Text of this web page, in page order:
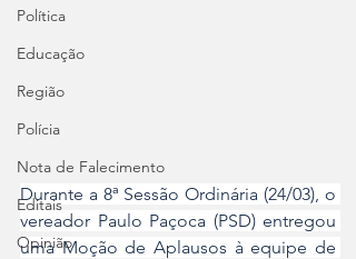
Política
Educação
Região
Polícia
Nota de Falecimento
Editais
Opinião
Durante a 8ª Sessão Ordinária (24/03), o
vereador Paulo Paçoca (PSD) entregou
uma Moção de Aplausos à equipe de